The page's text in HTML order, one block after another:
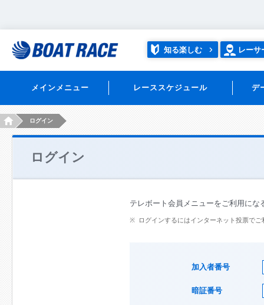
知る楽しむ レーサ
メインメニュー レーススケジュール デ
HOMEログイン
ログイン
テレボート会員メニューをご利用にな
ログインするにはインターネット投票で
加入者番号
暗証番号